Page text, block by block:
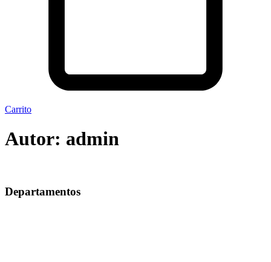
Carrito
Autor: admin
Departamentos